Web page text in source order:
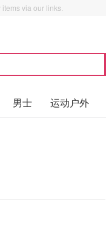
via our links.
男士 运动户外